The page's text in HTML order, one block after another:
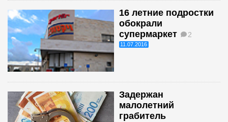
16 летние подростки
обокрали
супермаркет
2
11.07.2016
Задержан
малолетний
грабитель